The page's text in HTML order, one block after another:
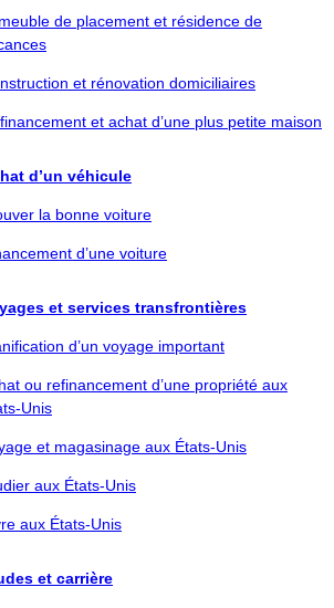
de placement et résidence de
et rénovation domiciliaires
et achat d’une plus petite maison
d’un véhicule
la bonne voiture
d’une voiture
et services transfrontières
d’un voyage important
ou refinancement d’une propriété aux
Unis
et magasinage aux États-Unis
aux États-Unis
aux États-Unis
et carrière